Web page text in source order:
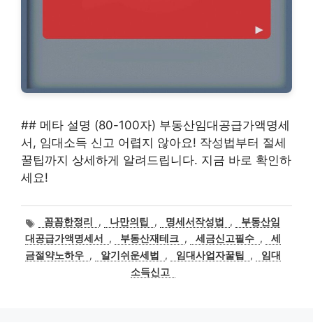
## 메타 설명 (80-100자) 부동산임대공급가액명세
서, 임대소득 신고 어렵지 않아요! 작성법부터 절세
꿀팁까지 상세하게 알려드립니다. 지금 바로 확인하
세요!
태
그
꼼꼼한정리 , 나만의팁 , 명세서작성법 ,
부동산임
대공급가액명세서
, 부동산재테크 , 세금신고필수 ,
세
금절약노하우 , 알기쉬운세법 , 임대사업자꿀팁 ,
임대
소득신고